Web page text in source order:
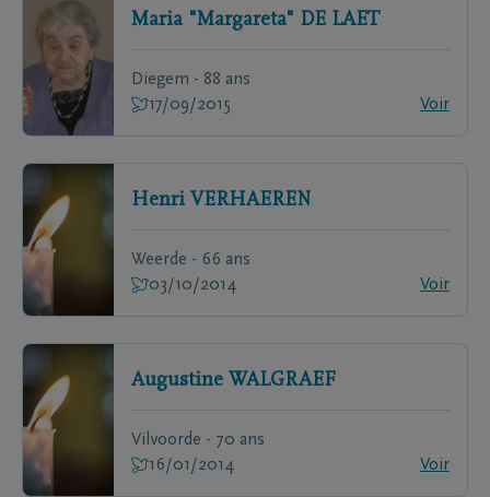
Maria "Margareta" DE LAET
Diegem - 88 ans
17/09/2015
Voir
Henri VERHAEREN
Weerde - 66 ans
03/10/2014
Voir
Augustine WALGRAEF
Vilvoorde - 70 ans
16/01/2014
Voir